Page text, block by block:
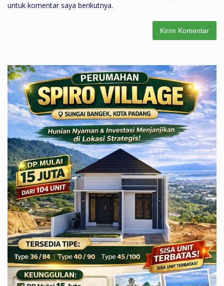
untuk komentar saya berikutnya.